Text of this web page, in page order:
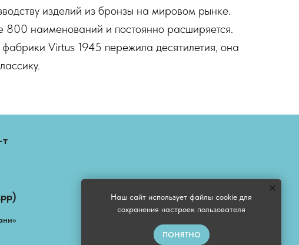
изделий из бронзы на мировом рынке.
800 наименований и постоянно расширяется.
Virtus 1945 пережила десятилетия, она
Наш сайт использует файлы cookie для
сохранения настроек пользователя
ПОНЯТНО